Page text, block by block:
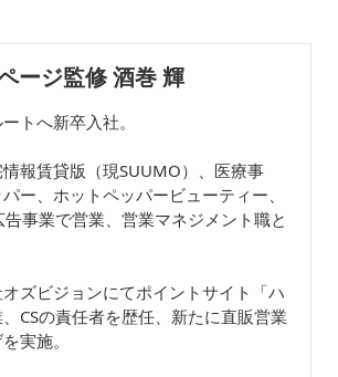
ージ監修 酒巻 輝
トへ新卒入社。
報賃貸版（現SUUMO）、医療事
ー、ホットペッパービューティー、
事業で営業、営業マネジメント職と
ズビジョンにてポイントサイト「ハ
CSの責任者を歴任、新たに直販営業
実施。